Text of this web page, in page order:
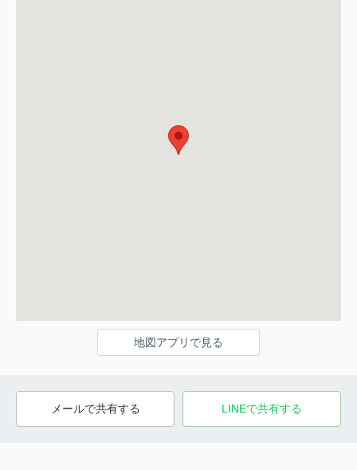
地図アプリで見る
メールで共有する LINEで共有する